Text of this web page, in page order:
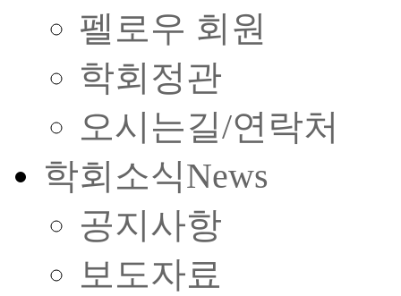
펠로우 회원
학회정관
오시는길/연락처
학회소식News
공지사항
보도자료